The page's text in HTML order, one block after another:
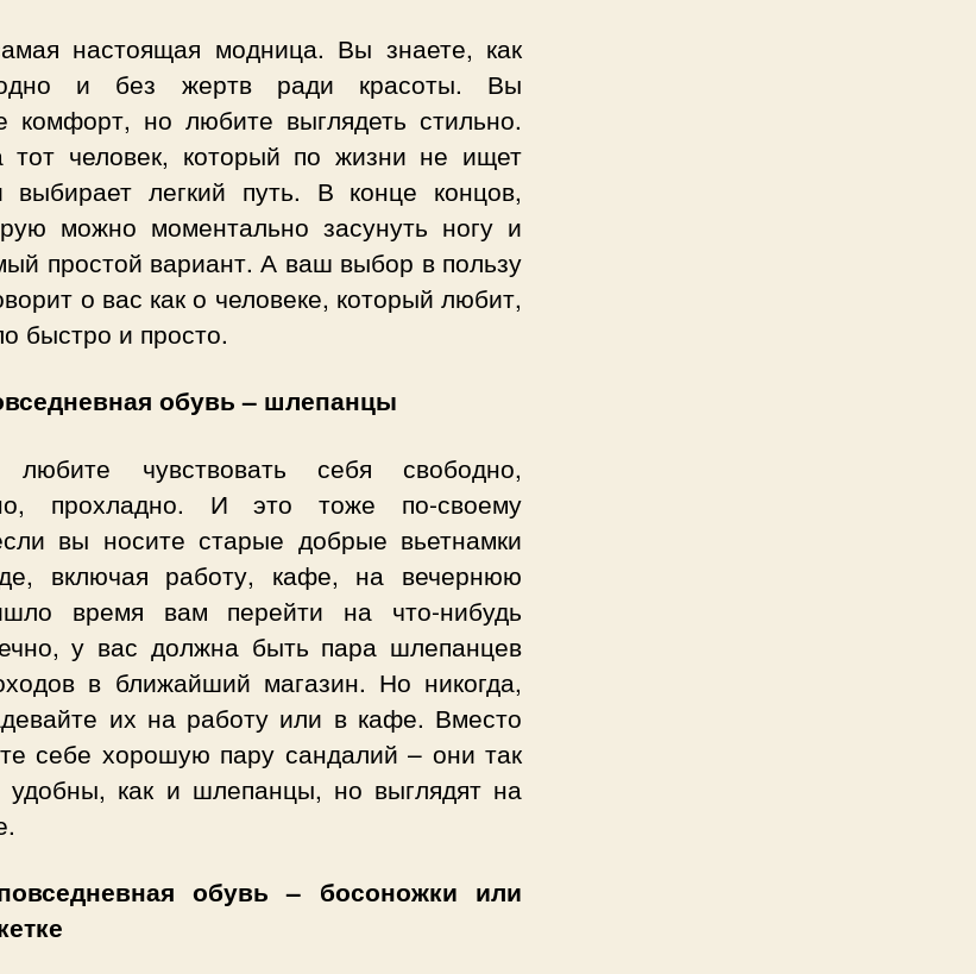
настоящая модница. Вы знаете, как
и без жертв ради красоты. Вы
комфорт, но любите выглядеть стильно.
тот человек, который по жизни не ищет
выбирает легкий путь. В конце концов,
можно моментально засунуть ногу и
простой вариант. А ваш выбор в пользу
о вас как о человеке, который любит,
быстро и просто.
обувь – шлепанцы
чувствовать себя свободно,
прохладно. И это тоже по-своему
вы носите старые добрые вьетнамки
включая работу, кафе, на вечернюю
время вам перейти на что-нибудь
у вас должна быть пара шлепанцев
в ближайший магазин. Но никогда,
их на работу или в кафе. Вместо
себе хорошую пару сандалий – они так
как и шлепанцы, но выглядят на
обувь – босоножки или